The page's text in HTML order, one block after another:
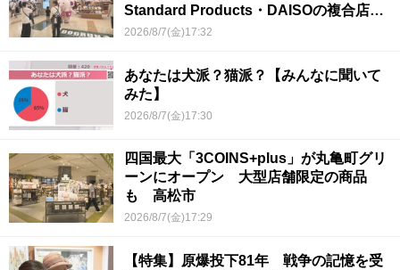
Standard Products・DAISOの複合店は
香川県初
2026/8/7(金)17:32
あなたは犬派？猫派？【みんなに聞いて
みた】
2026/8/7(金)17:30
四国最大「3COINS+plus」が丸亀町グリ
ーンにオープン 大型店舗限定の商品
も 高松市
2026/8/7(金)17:29
【特集】原爆投下81年 戦争の記憶を受